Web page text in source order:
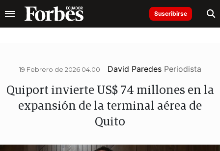
Suscribirse
19 Febrero de 2026 04.00 David ParedesPeriodista
Quiport invierte US$ 74 millones en la
expansión de la terminal aérea de
Quito